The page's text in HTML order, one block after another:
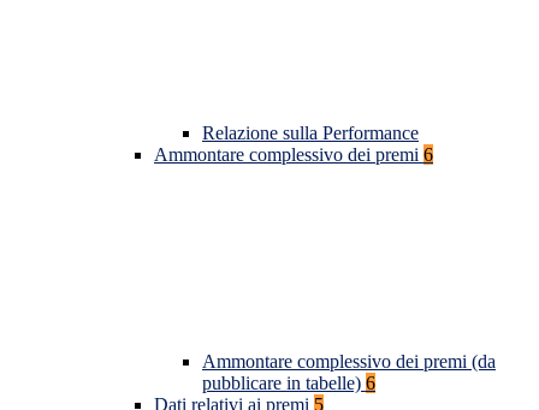
Relazione sulla Performance
Ammontare complessivo dei premi 6
Ammontare complessivo dei premi (da
pubblicare in tabelle) 6
Dati relativi ai premi 5